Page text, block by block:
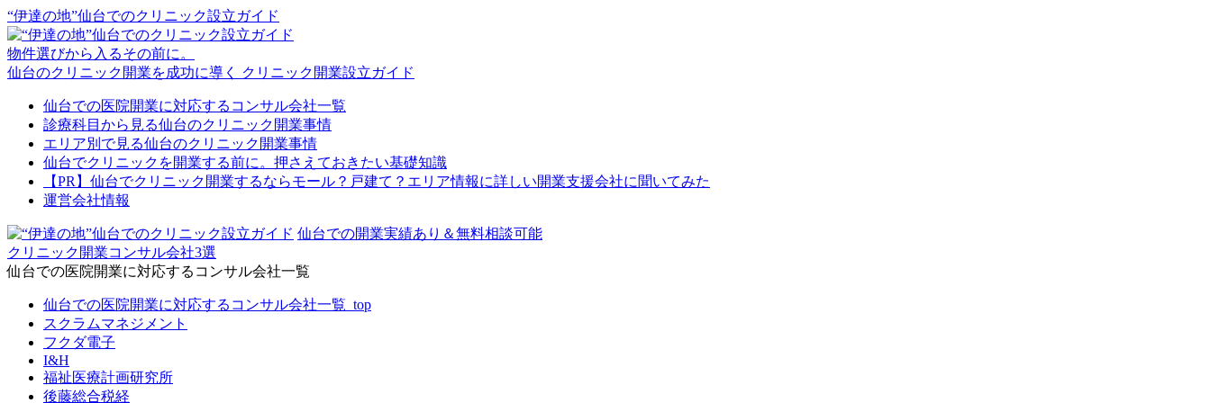
“伊達の地”仙台でのクリニック設立ガイド
物件選びから⼊るその前に。
仙台のクリニック開業を成功に導く
クリニック開業設立ガイド
仙台での医院開業に対応するコンサル会社一覧
診療科目から見る仙台のクリニック開業事情
エリア別で見る仙台のクリニック開業事情
仙台でクリニックを開業する前に。押さえておきたい基礎知識
【PR】仙台でクリニック開業するならモール？戸建て？エリア情報に詳しい開業支援会社に聞いてみた
運営会社情報
仙台での開業実績あり＆無料相談可能
クリニック開業コンサル会社3選
仙台での医院開業に対応するコンサル会社一覧
仙台での医院開業に対応するコンサル会社一覧_top
スクラムマネジメント
フクダ電子
I&H
福祉医療計画研究所
後藤総合税経